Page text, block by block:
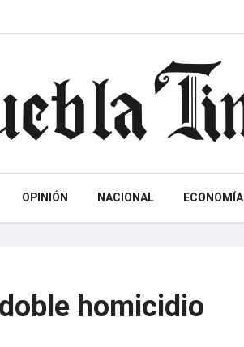
OPINIÓN NACIONAL ECONOMÍA
homicidio